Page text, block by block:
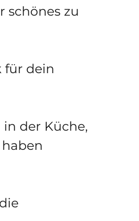
schönes zu
für dein
der Küche,